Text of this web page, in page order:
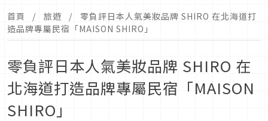
首頁 旅遊
零負評日本人氣美妝品牌 SHIRO 在北海道打
造品牌專屬民宿「MAISON SHIRO」
零負評日本人氣美妝品牌 SHIRO 在
北海道打造品牌專屬民宿「MAISON
SHIRO」